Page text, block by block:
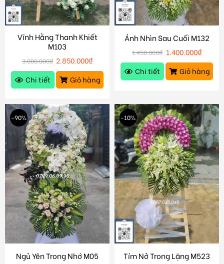
Vĩnh Hằng Thanh Khiết
M103
3.000.000₫ 2.850.000₫
Chi tiết
Giỏ hàng
Ánh Nhìn Sau Cuối M132
1.450.000₫ 1.400.000₫
Chi tiết
Giỏ hàng
-90%
Ngủ Yên Trong Nhớ M05
-10%
Tím Nở Trong Lặng M523